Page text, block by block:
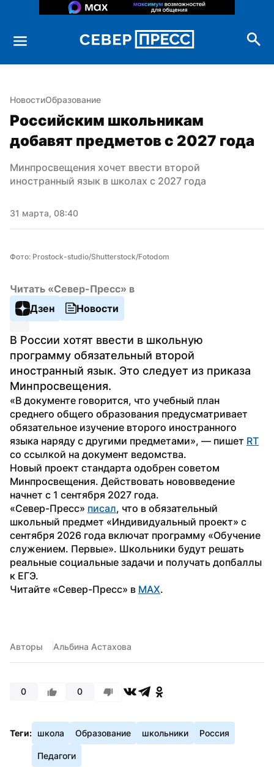
НовостиОбразование
Российским школьникам
добавят предметов с 2027 года
Минпросвещения хочет ввести второй
иностранный язык в школах с 2027 года
31 марта, 08:40
Фото: Prostock-studio/Shutterstock/Fotodom
Читать «Север-Пресс» в
Дзен
Новости
В России хотят ввести в школьную
программу обязательный второй
иностранный язык. Это следует из приказа
Минпросвещения.
«В документе говорится, что учебный план
среднего общего образования предусматривает
обязательное изучение второго иностранного
языка наряду с другими предметами», — пишет RT
со ссылкой на документ ведомства.
Новый проект стандарта одобрен советом
Минпросвещения. Действовать нововведение
начнет с 1 сентября 2027 года.
«Север-Пресс» писал, что в обязательный
школьный предмет «Индивидуальный проект» с
сентября 2026 года включат программу «Обучение
служением. Первые». Школьники будут решать
реальные социальные задачи и получать допбаллы
к ЕГЭ.
Читайте «Север-Пресс» в MAX.
Авторы Альбина Астахова
0 0
Теги: школа Образование школьники Россия
Педагоги